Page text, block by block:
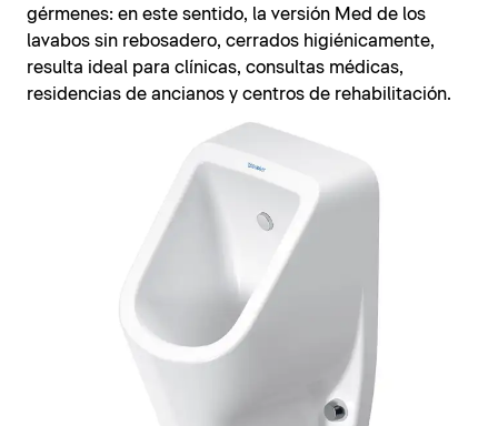
gérmenes: en este sentido, la versión Med de los
lavabos sin rebosadero, cerrados higiénicamente,
resulta ideal para clínicas, consultas médicas,
residencias de ancianos y centros de rehabilitación.